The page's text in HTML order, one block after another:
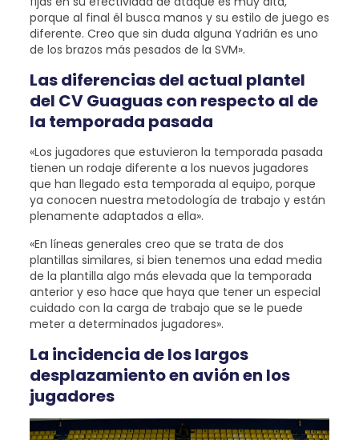
porque al final él busca manos y su estilo de juego es
diferente. Creo que sin duda alguna Yadrián es uno
de los brazos más pesados de la SVM».
Las diferencias del actual plantel
del CV Guaguas con respecto al de
la temporada pasada
«Los jugadores que estuvieron la temporada pasada
tienen un rodaje diferente a los nuevos jugadores
que han llegado esta temporada al equipo, porque
ya conocen nuestra metodología de trabajo y están
plenamente adaptados a ella».
«En líneas generales creo que se trata de dos
plantillas similares, si bien tenemos una edad media
de la plantilla algo más elevada que la temporada
anterior y eso hace que haya que tener un especial
cuidado con la carga de trabajo que se le puede
meter a determinados jugadores».
La incidencia de los largos
desplazamiento en avión en los
jugadores